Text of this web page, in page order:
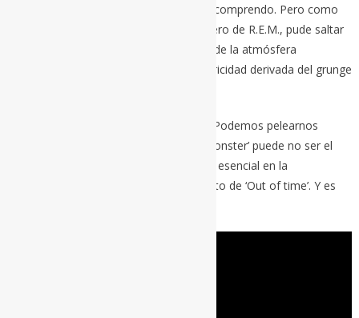
Hay quien no entendió este cambio. Lo comprendo. Pero como
yo no estoy asimilado al sonido ochentero de R.E.M., pude saltar
sin problemas de un edificio a otro. Desde la atmósfera
generalmente acústica a la oscura electricidad derivada del grunge
Siempre todo es una cuestión de edad. Podemos pelearnos
cuanto queráis, pero se trata de eso. ‘Monster’ puede no ser el
favorito de los fans de siempre, pero es esencial en la
supervivencia del grupo tras el mega éxito de ‘Out of time’. Y es